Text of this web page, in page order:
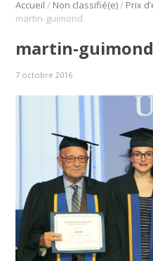
Accueil / Non classifié(e)/
martin-guimond
martin-guimond
7 octobre 2016